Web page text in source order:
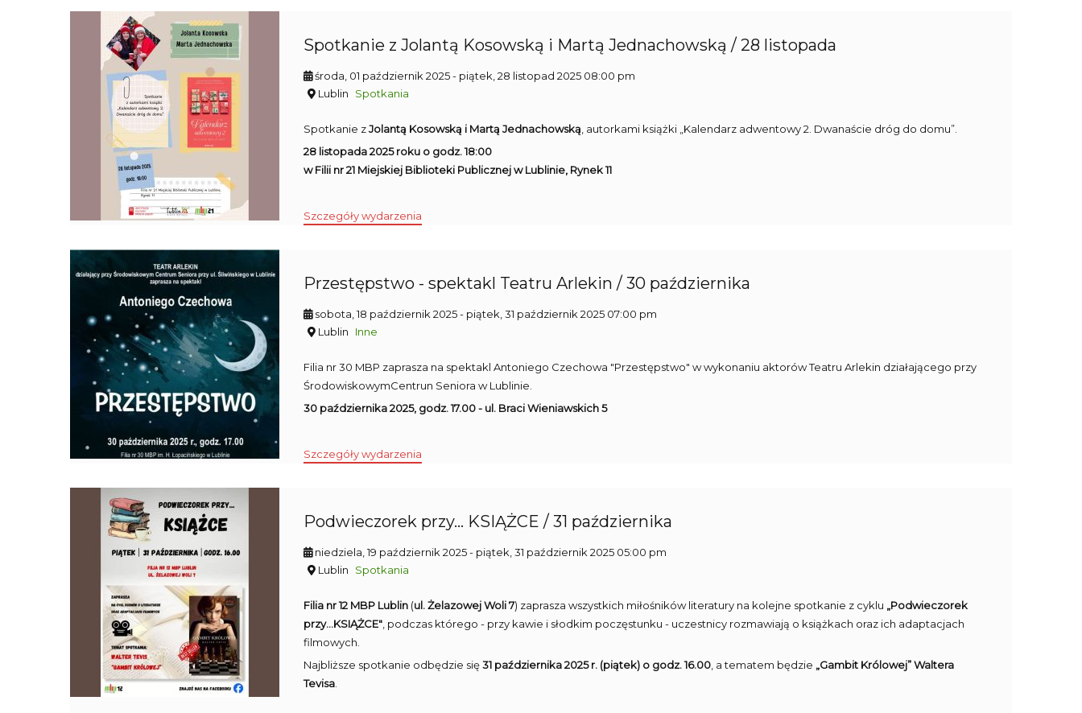
Spotkanie z Jolantą Kosowską i Martą Jednachowską / 28 listopada
środa, 01 październik 2025- piątek, 28 listopad 2025 08:00 pm
Lublin
Spotkania
Spotkanie zJolantą Kosowską i Martą Jednachowską , autorkami książki „Kalendarz adwentowy 2. Dwanaście dróg do domu”.
28 listopada 2025 roku o godz. 18:00
w Filii nr 21 Miejskiej Biblioteki Publicznej w Lublinie, Rynek 11
Szczegóły wydarzenia
Przestępstwo - spektakl Teatru Arlekin / 30 października
sobota, 18 październik 2025- piątek, 31 październik 2025 07:00 pm
Lublin
Inne
Filia nr 30 MBP zaprasza na spektakl Antoniego Czechowa "Przestępstwo" w wykonaniu aktorów Teatru Arlekin działającego przy
ŚrodowiskowymCentrun Seniora w Lublinie.
30 października 2025, godz. 17.00 - ul. Braci Wieniawskich 5
Szczegóły wydarzenia
Podwieczorek przy... KSIĄŻCE / 31 października
niedziela, 19 październik 2025- piątek, 31 październik 2025 05:00 pm
Lublin
Spotkania
Filia nr 12 MBP Lublin (ul. Żelazowej Woli 7) zaprasza wszystkich miłośników literatury na kolejne spotkanie z cyklu „Podwieczorek
przy...KSIĄŻCE" , podczas którego - przy kawie i słodkim poczęstunku - uczestnicy rozmawiają o książkach oraz ich adaptacjach
filmowych.
Najbliższe spotkanie odbędzie się31 października 2025 r. (piątek) o godz. 16.00 , a tematem będzie „Gambit Królowej” Waltera
Tevisa